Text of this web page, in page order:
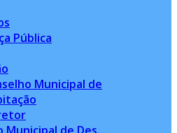
Pública
Municipal de